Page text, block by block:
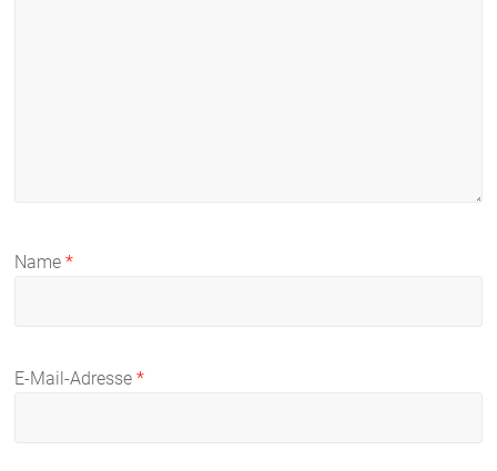
Name*
E-Mail-Adresse*